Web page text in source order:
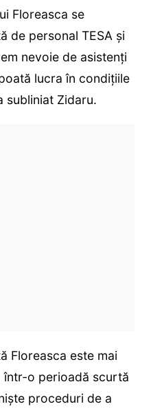
Floreasca se
de personal TESA și
nevoie de asistenți
lucra în condițiile
subliniat Zidaru.
Floreasca este mai
într-o perioadă scurtă
proceduri de a